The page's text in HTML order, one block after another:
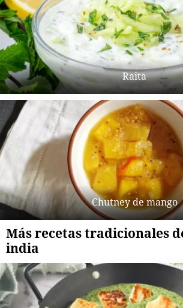
Raita
Chutney de mango
Más recetas tradicionales
india